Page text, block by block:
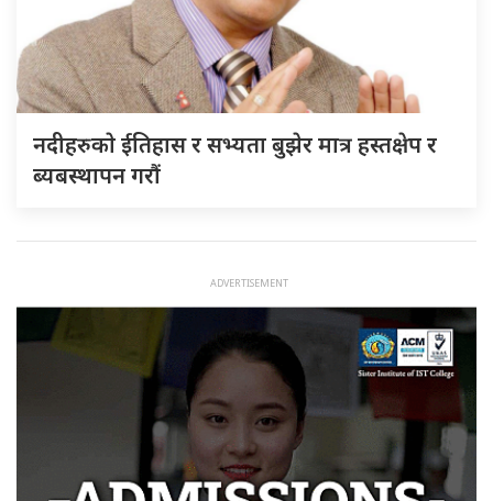
नदीहरुकाे ईतिहास र सभ्यता बुझेर मात्र हस्तक्षेप र
ब्यबस्थापन गराैं